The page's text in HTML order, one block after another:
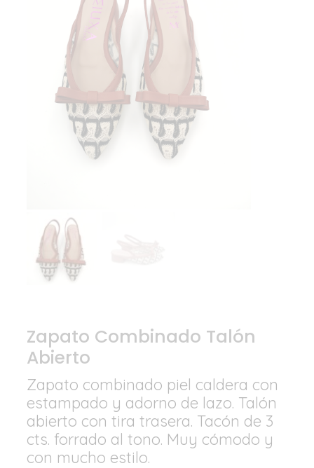
Zapato Combinado Talón
Abierto
Zapato combinado piel caldera con
estampado y adorno de lazo. Talón
abierto con tira trasera. Tacón de 3
cts. forrado al tono. Muy cómodo y
con mucho estilo.